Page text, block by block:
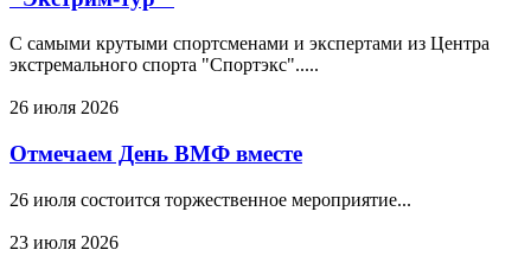
С самыми крутыми спортсменами и экспертами из Центра
экстремального спорта "Спортэкс".....
26 июля 2026
Отмечаем День ВМФ вместе
26 июля состоится торжественное мероприятие...
23 июля 2026